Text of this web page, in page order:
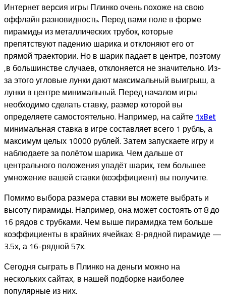
Интернет версия игры Плинко очень похоже на свою
оффлайн разновидность. Перед вами поле в форме
пирамиды из металлических трубок, которые
препятствуют падению шарика и отклоняют его от
прямой траектории. Но в шарик падает в центре, поэтому
,в большинстве случаев, отклоняется не значительно. Из-
за этого угловые лунки дают максимальный выигрыш, а
лунки в центре минимальный. Перед началом игры
необходимо сделать ставку, размер которой вы
определяете самостоятельно. Например, на сайте 1xBet
минимальная ставка в игре составляет всего 1 рубль, а
максимум целых 10000 рублей. Затем запускаете игру и
наблюдаете за полётом шарика. Чем дальше от
центрального положения упадёт шарик, тем большее
умножение вашей ставки (коэффициент) вы получите.
Помимо выбора размера ставки вы можете выбрать и
высоту пирамиды. Например, она может состоять от 8 до
16 рядов с трубками. Чем выше пирамидка тем больше
коэффициенты в крайних ячейках: 8-рядной пирамиде —
3.5х, а 16-рядной 57х.
Сегодня сыграть в Плинко на деньги можно на
нескольких сайтах, в нашей подборке наиболее
популярные из них.